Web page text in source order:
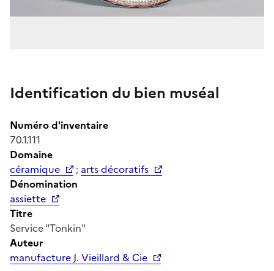
Identification du bien muséal
Numéro d'inventaire
70.1.111
Domaine
céramique
; arts décoratifs
Dénomination
assiette
Titre
Service "Tonkin"
Auteur
manufacture J. Vieillard & Cie